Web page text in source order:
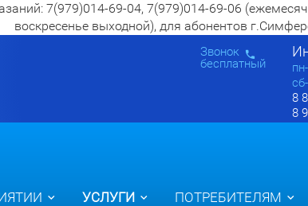
7(979)014-69-04, 7(979)014-69-06
воскресенье выходной), для абонентов
8
8
Звонок
бесплатный
УСЛУГИ ПОТРЕБИТЕЛЯМ